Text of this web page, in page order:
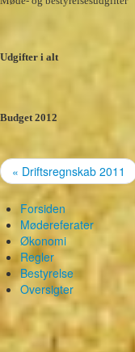
Udgifter i alt
Budget 2012
« Driftsregnskab 2011
Forsiden
Mødereferater
Økonomi
Regler
Bestyrelse
Oversigter